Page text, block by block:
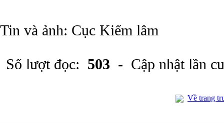
Tin và ảnh: Cục Kiểm lâm
Số lượt đọc: 503 - Cập nhật lần
Về trang